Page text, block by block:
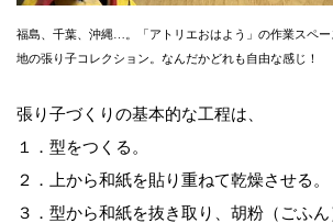
福島、千葉、沖縄…。「アトリエおはよう」の作業スペ
地の張り子コレクション。なんだかどれも自由な感じ！
張り子づくりの基本的な工程は、
１．型をつくる。
２．上から和紙を貼り重ねて乾燥させる。
３．型から和紙を抜き取り、胡粉（ごふん